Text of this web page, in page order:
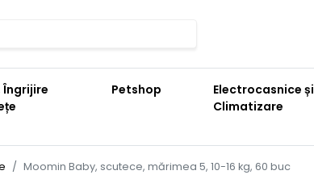
Îngrijire
Petshop
Electrocasnice și
Climatizare
Moomin Baby, scutece, mărimea 5, 10-16 kg, 60 buc